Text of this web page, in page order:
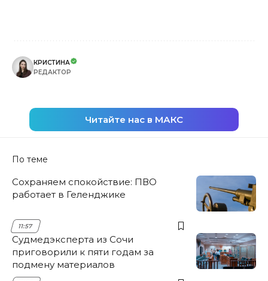
КРИСТИНА
РЕДАКТОР
Читайте нас в МАКС
По теме
Сохраняем спокойствие: ПВО
работает в Геленджике
11:57
Судмедэксперта из Сочи
приговорили к пяти годам за
подмену материалов